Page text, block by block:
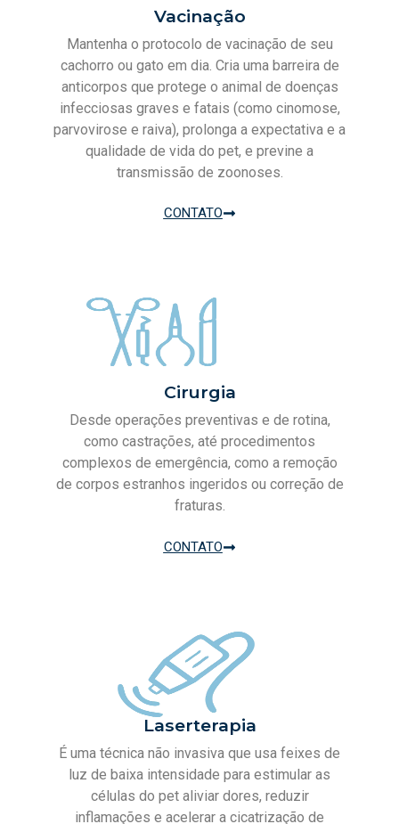
Vacinação
Mantenha o protocolo de vacinação de seu
cachorro ou gato em dia. Cria uma barreira de
anticorpos que protege o animal de doenças
infecciosas graves e fatais (como cinomose,
parvovirose e raiva), prolonga a expectativa e a
qualidade de vida do pet, e previne a
transmissão de zoonoses.
CONTATO
Cirurgia
Desde operações preventivas e de rotina,
como castrações, até procedimentos
complexos de emergência, como a remoção
de corpos estranhos ingeridos ou correção de
fraturas.
CONTATO
Laserterapia
É uma técnica não invasiva que usa feixes de
luz de baixa intensidade para estimular as
células do pet aliviar dores, reduzir
inflamações e acelerar a cicatrização de